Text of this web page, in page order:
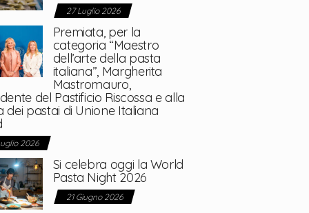
27 Luglio 2026
Premiata, per la
categoria “Maestro
dell’arte della pasta
italiana”, Margherita
Mastromauro,
del Pastificio Riscossa e alla
dei pastai di Unione Italiana
2026
Si celebra oggi la World
Pasta Night 2026
21 Giugno 2026